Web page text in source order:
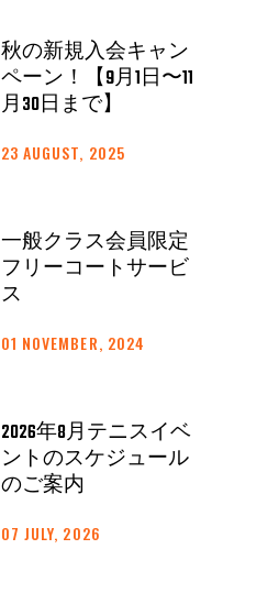
秋の新規入会キャン
ペーン！【9月1日〜11
月30日まで】
23 AUGUST, 2025
一般クラス会員限定
フリーコートサービ
ス
01 NOVEMBER, 2024
2026年8月テニスイベ
ントのスケジュール
のご案内
07 JULY, 2026